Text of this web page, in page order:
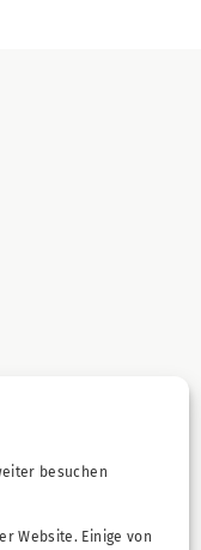
besuchen
Website. Einige von